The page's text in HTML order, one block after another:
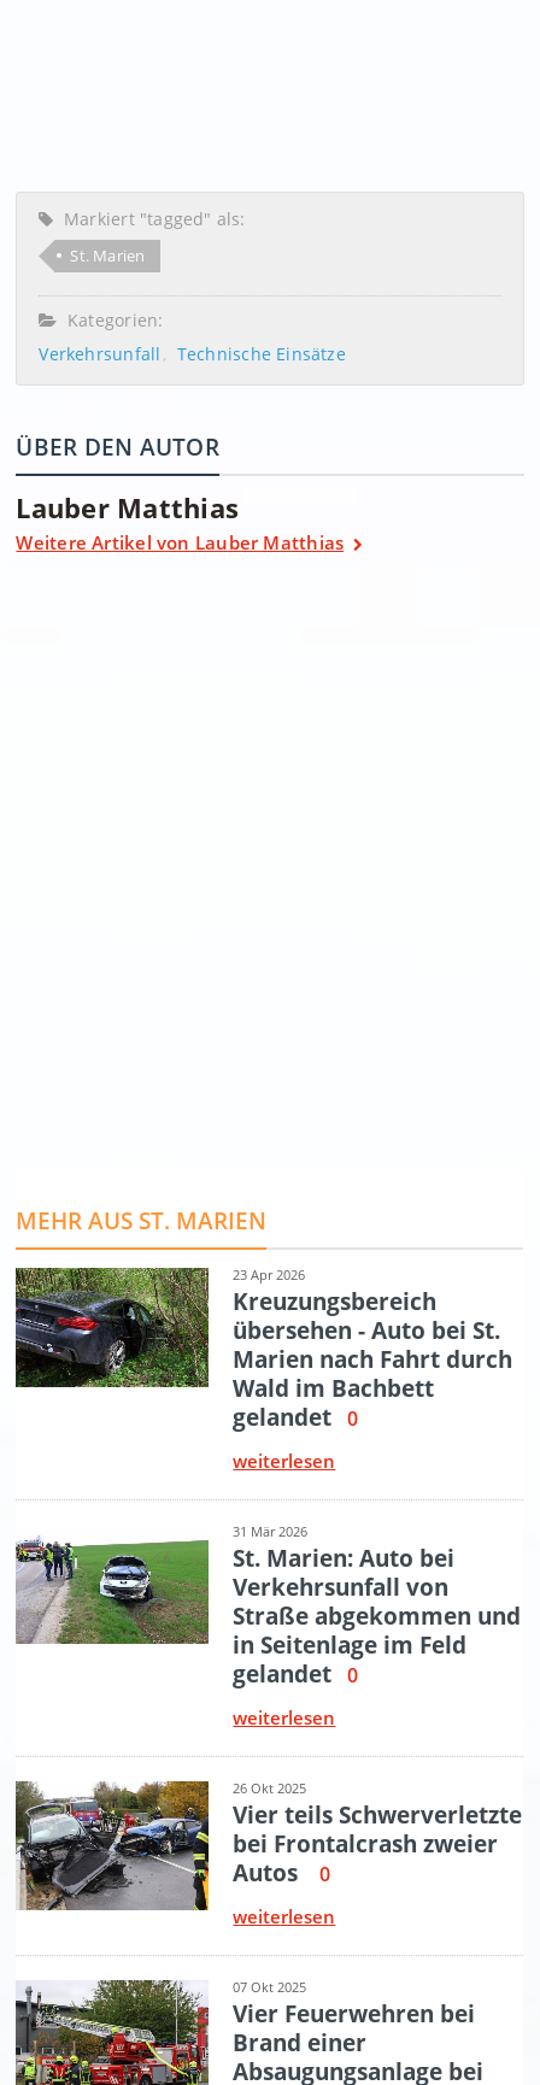
Markiert "tagged" als:
St. Marien
Kategorien:
Verkehrsunfall
Technische Einsätze
ÜBER DEN AUTOR
Lauber Matthias
Weitere Artikel von Lauber Matthias